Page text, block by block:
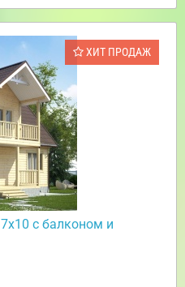
ХИТ ПРОДАЖ
с балконом и